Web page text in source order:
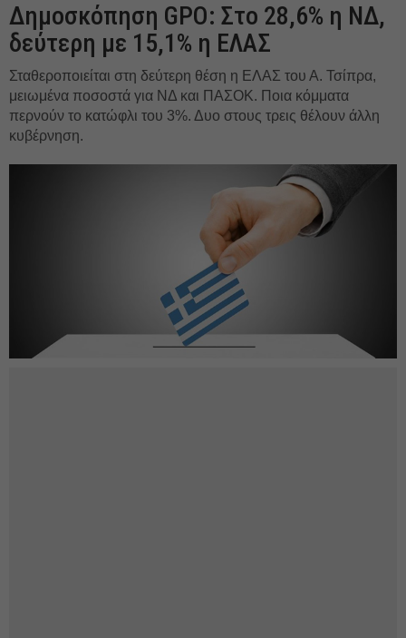
Δημοσκόπηση GPO: Στο 28,6% η ΝΔ,
δεύτερη με 15,1% η ΕΛΑΣ
Σταθεροποιείται στη δεύτερη θέση η ΕΛΑΣ του Α. Τσίπρα,
μειωμένα ποσοστά για ΝΔ και ΠΑΣΟΚ. Ποια κόμματα
περνούν το κατώφλι του 3%. Δυο στους τρεις θέλουν άλλη
κυβέρνηση.